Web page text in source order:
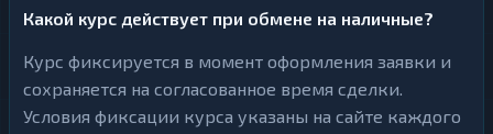
Какой курс действует при обмене на наличные?
Курс фиксируется в момент оформления заявки и
сохраняется на согласованное время сделки.
Условия фиксации курса указаны на сайте каждого